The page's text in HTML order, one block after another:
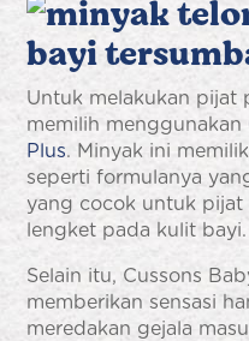
Untuk melakukan pijat
memilih menggunakan
Plus. Minyak ini
seperti formulanya
yang cocok untuk pijat
lengket pada kulit bayi.
Selain itu, Cussons
memberikan sensasi
meredakan gejala